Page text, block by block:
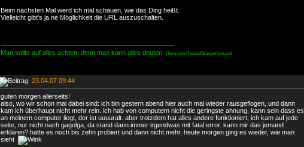
Beim nächsten Mal werd ich mal schauen, wie das Ding heißt.
Vielleicht gibt's ja ne Möglichkeit die URL auszuschalten.
Man sollte auf alles achten, denn man kann alles deuten. Hermann Hesse/Glasperlenspiel
23.04.07 09:44
guten morgen allerseits!
also, wo wir schon mal dabei sind: ich bin gestern abend hier auch mal wieder rausgeflogen, und dann
kam ich überhaupt nicht mehr rein. ich hab von computern nicht die geringste ahnung, kann sein dass es
an meinem computer liegt, der ist uuuuralt. aber trotzdem hat alles andere funktioniert, ich kam auf jede
seite, nur nicht nach gagolga, da stand dann immer irgendwas mit fatal error. kann mir das jemand
erklären? hatte es noch bis zehn probiert und dann nicht mehr, heute morgen ging es wieder, wie man
sieht